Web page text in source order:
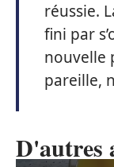
réussie.
fini par
nouvelle
pareille,
D'autres